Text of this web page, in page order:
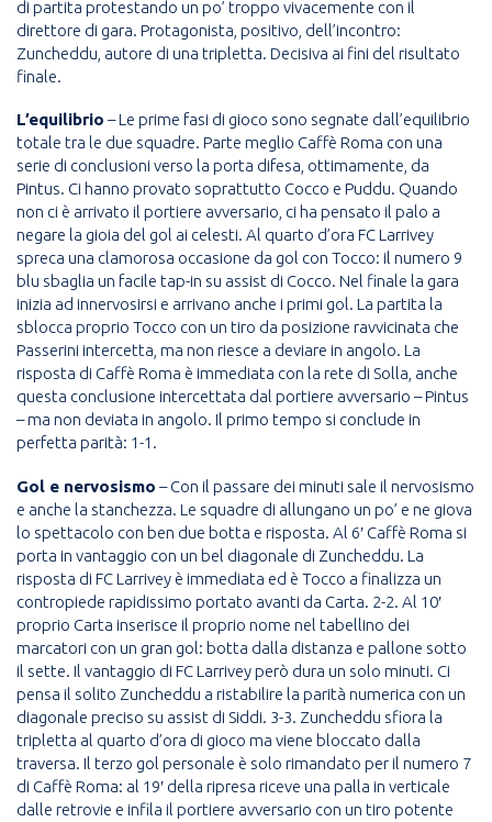
di partita protestando un po’ troppo vivacemente con il
direttore di gara. Protagonista, positivo, dell’incontro:
Zuncheddu, autore di una tripletta. Decisiva ai fini del risultato
finale.
L’equilibrio – Le prime fasi di gioco sono segnate dall’equilibrio
totale tra le due squadre. Parte meglio Caffè Roma con una
serie di conclusioni verso la porta difesa, ottimamente, da
Pintus. Ci hanno provato soprattutto Cocco e Puddu. Quando
non ci è arrivato il portiere avversario, ci ha pensato il palo a
negare la gioia del gol ai celesti. Al quarto d’ora FC Larrivey
spreca una clamorosa occasione da gol con Tocco: il numero 9
blu sbaglia un facile tap-in su assist di Cocco. Nel finale la gara
inizia ad innervosirsi e arrivano anche i primi gol. La partita la
sblocca proprio Tocco con un tiro da posizione ravvicinata che
Passerini intercetta, ma non riesce a deviare in angolo. La
risposta di Caffè Roma è immediata con la rete di Solla, anche
questa conclusione intercettata dal portiere avversario – Pintus
– ma non deviata in angolo. Il primo tempo si conclude in
perfetta parità: 1-1.
Gol e nervosismo – Con il passare dei minuti sale il nervosismo
e anche la stanchezza. Le squadre di allungano un po’ e ne giova
lo spettacolo con ben due botta e risposta. Al 6′ Caffè Roma si
porta in vantaggio con un bel diagonale di Zuncheddu. La
risposta di FC Larrivey è immediata ed è Tocco a finalizza un
contropiede rapidissimo portato avanti da Carta. 2-2. Al 10′
proprio Carta inserisce il proprio nome nel tabellino dei
marcatori con un gran gol: botta dalla distanza e pallone sotto
il sette. Il vantaggio di FC Larrivey però dura un solo minuti. Ci
pensa il solito Zuncheddu a ristabilire la parità numerica con un
diagonale preciso su assist di Siddi. 3-3. Zuncheddu sfiora la
tripletta al quarto d’ora di gioco ma viene bloccato dalla
traversa. Il terzo gol personale è solo rimandato per il numero 7
di Caffè Roma: al 19′ della ripresa riceve una palla in verticale
dalle retrovie e infila il portiere avversario con un tiro potente